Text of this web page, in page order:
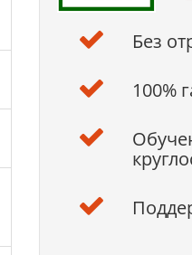
Без
100%